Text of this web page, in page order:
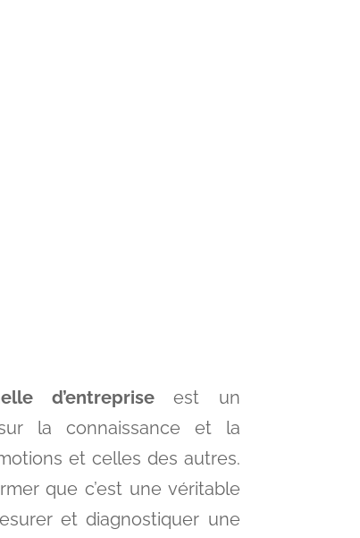
d’entreprise est un
la connaissance et la
et celles des autres.
que c’est une véritable
et diagnostiquer une